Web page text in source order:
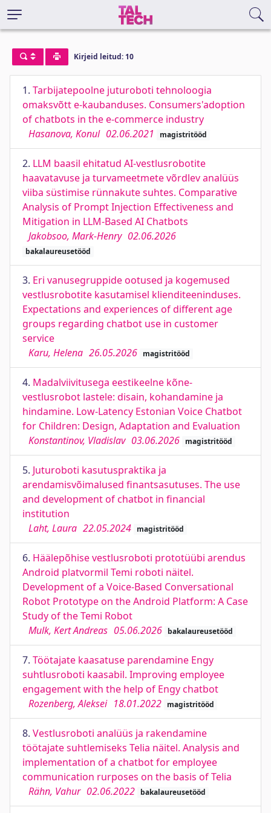
Kirjeid leitud: 10
1. Tarbijatepoolne juturoboti tehnoloogia
omaksvõtt e-kaubanduses. Consumers'adoption
of chatbots in the e-commerce industry
Hasanova, Konul 02.06.2021 magistritööd
2. LLM baasil ehitatud AI-vestlusrobotite
haavatavuse ja turvameetmete võrdlev analüüs
viiba süstimise rünnakute suhtes. Comparative
Analysis of Prompt Injection Effectiveness and
Mitigation in LLM-Based AI Chatbots
Jakobsoo, Mark-Henry 02.06.2026
bakalaureusetööd
3. Eri vanusegruppide ootused ja kogemused
vestlusrobotite kasutamisel klienditeeninduses.
Expectations and experiences of different age
groups regarding chatbot use in customer
service
Karu, Helena 26.05.2026 magistritööd
4. Madalviivitusega eestikeelne kõne-
vestlusrobot lastele: disain, kohandamine ja
hindamine. Low-Latency Estonian Voice Chatbot
for Children: Design, Adaptation and Evaluation
Konstantinov, Vladislav 03.06.2026 magistritööd
5. Juturoboti kasutuspraktika ja
arendamisvõimalused finantsasutuses. The use
and development of chatbot in financial
institution
Laht, Laura 22.05.2024 magistritööd
6. Häälepõhise vestlusroboti prototüübi arendus
Android platvormil Temi roboti näitel.
Development of a Voice-Based Conversational
Robot Prototype on the Android Platform: A Case
Study of the Temi Robot
Mulk, Kert Andreas 05.06.2026 bakalaureusetööd
7. Töötajate kaasatuse parendamine Engy
suhtlusroboti kaasabil. Improving employee
engagement with the help of Engy chatbot
Rozenberg, Aleksei 18.01.2022 magistritööd
8. Vestlusroboti analüüs ja rakendamine
töötajate suhtlemiseks Telia näitel. Analysis and
implementation of a chatbot for employee
communication rurposes on the basis of Telia
Rähn, Vahur 02.06.2022 bakalaureusetööd